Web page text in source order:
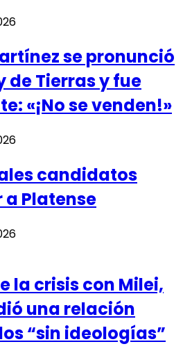
se pronunció
de Tierras y fue
«¡No se venden!»
candidatos
Platense
la crisis con Milei,
una relación
“sin ideologías”